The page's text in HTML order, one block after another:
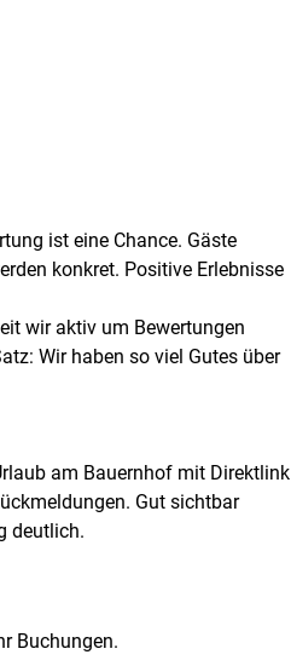
ist eine Chance. Gäste
konkret. Positive Erlebnisse
wir aktiv um Bewertungen
Wir haben so viel Gutes über
am Bauernhof mit Direktlink
Gut sichtbar
deutlich.
Buchungen.